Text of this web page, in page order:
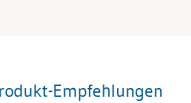
Empfehlungen